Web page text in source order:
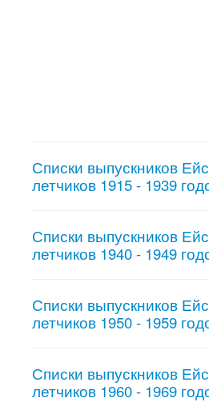
Списки выпускников
летчиков 1915 - 1939
Списки выпускников
летчиков 1940 - 1949
Списки выпускников
летчиков 1950 - 1959
Списки выпускников
летчиков 1960 - 1969